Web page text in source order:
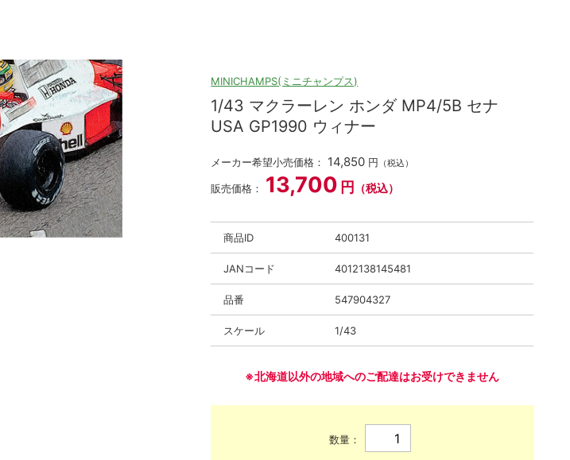
MINICHAMPS(ミニチャンプス)
1/43 マクラーレン ホンダ MP4/5B セナ
USA GP1990 ウィナー
メーカー希望小売価格： 14,850 円 （税込）
販売価格： 13,700 円 （税込）
商品ID 400131
JANコード 4012138145481
品番 547904327
スケール 1/43
※北海道以外の地域へのご配達はお受けできません
数量：